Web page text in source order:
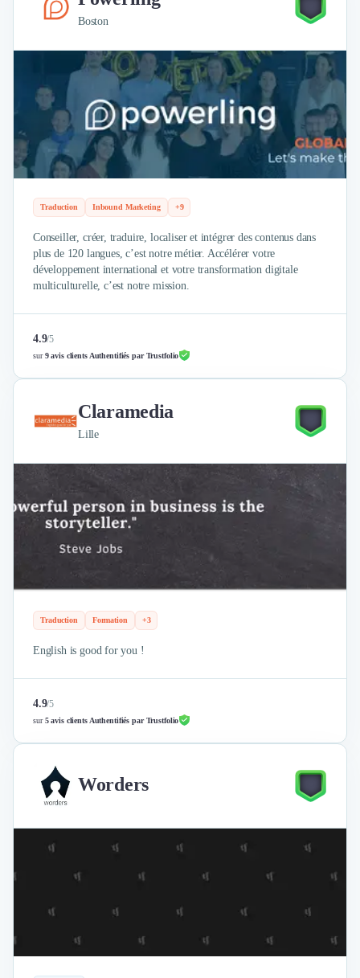
Nettoyage & Ménage
Clubs & Réseaux Professionnels
Boston
Traduction Inbound Marketing +9
Conseiller, créer, traduire, localiser et intégrer des contenus dans
plus de 120 langues, c’est notre métier. Accélérer votre
développement international et votre transformation digitale
multiculturelle, c’est notre mission.
4.9/5
sur9 avis clients Authentifiés par Trustfolio
Claramedia
Lille
Traduction Formation +3
English is good for you !
4.9/5
sur5 avis clients Authentifiés par Trustfolio
Worders